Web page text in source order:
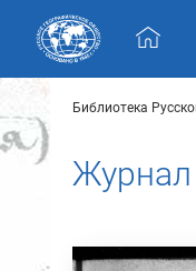
Skip navigation
Библиотека
Журнал